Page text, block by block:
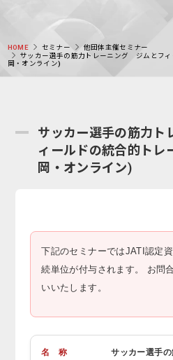
HOME セミナー
他団体主催セミナー
サッカー選手の筋力トレーニング ジムとフ
岡・オンライン)
サッカー選手の筋力
ィールドの統合的ト
岡・オンライン)
下記のセミナーではJATI認定
続単位が付与されます。 お問
いいたします。
名 称
サッカー選手